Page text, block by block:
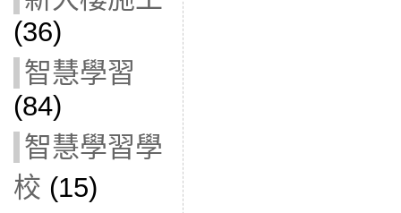
(36)
智慧學習
(84)
智慧學習學
校 (15)